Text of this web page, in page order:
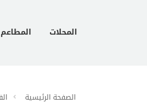
المحلات المطاعم
الصفحة الرئيسية